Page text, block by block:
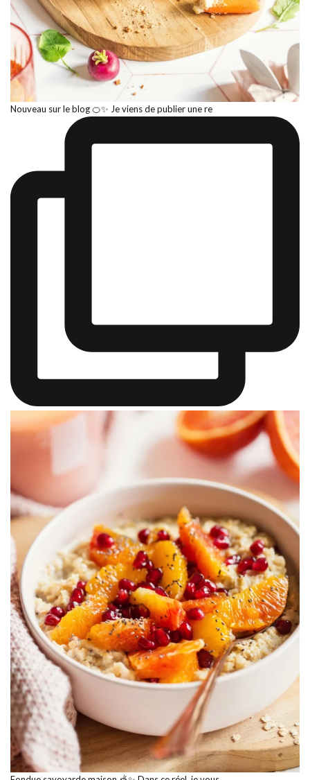
Nouveau sur le blog 🍊✨ Je viens de publier une re